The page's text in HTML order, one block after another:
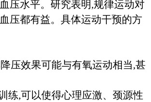
压水平。研究表明,规律运动对
压都有益。具体运动干预的方
压效果可能与有氧运动相当,甚
练,可以使得心理应激、颈源性